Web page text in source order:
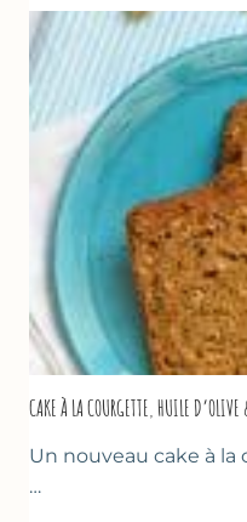
&
TOMATES
AU
THYM
CAKE À LA COURGETTE, HUILE
Un nouveau cake à la
…